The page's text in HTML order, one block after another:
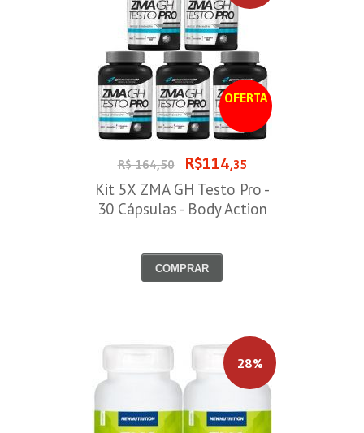
OFERTA
R$ 164,50 R$114,35
Kit 5X ZMA GH Testo Pro -
30 Cápsulas - Body Action
COMPRAR
28%